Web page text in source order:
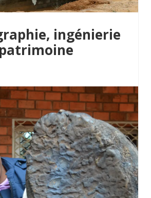
ingénierie
patrimoine